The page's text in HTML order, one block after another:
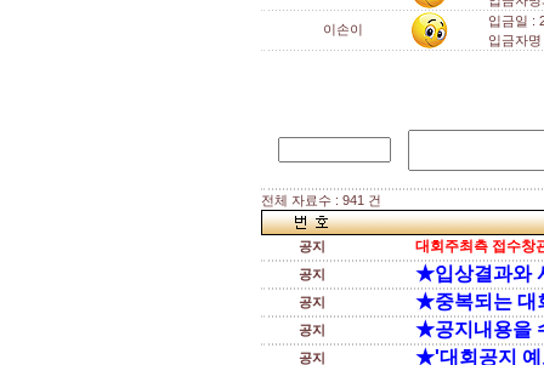
이손이
입금일 :
입금자
전체 자료수 : 941 건
공지 대회주최측 접수창
공지 ★입상결과와
공지 ★중복되는 대
공지 ★공지내용을
공지 ★'대회공지 예